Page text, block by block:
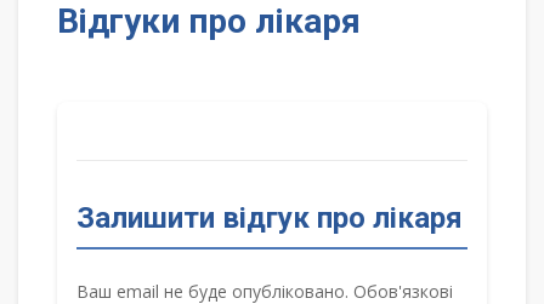
Відгуки про лікаря
Залишити відгук про лікаря
Ваш email не буде опубліковано. Обов'язкові